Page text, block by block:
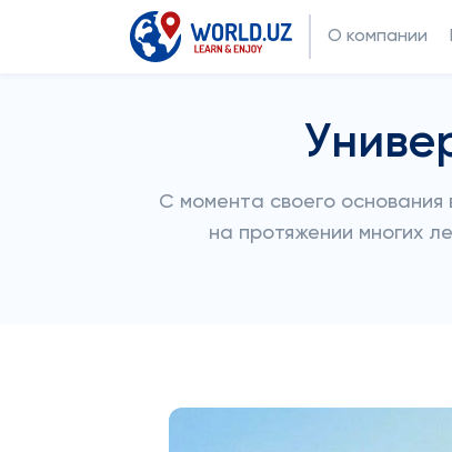
О компании
С момента своего основания
на протяжении многих